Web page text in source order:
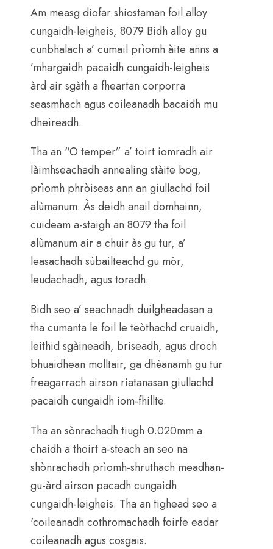
Am measg diofar shiostaman foil alloy
cungaidh-leigheis, 8079 Bidh alloy gu
cunbhalach a’ cumail prìomh àite anns a
’mhargaidh pacaidh cungaidh-leigheis
àrd air sgàth a fheartan corporra
seasmhach agus coileanadh bacaidh mu
dheireadh.
Tha an “O temper” a’ toirt iomradh air
làimhseachadh annealing stàite bog,
prìomh phròiseas ann an giullachd foil
alùmanum. Às deidh anail domhainn,
cuideam a-staigh an 8079 tha foil
alùmanum air a chuir às gu tur, a’
leasachadh sùbailteachd gu mòr,
leudachadh, agus toradh.
Bidh seo a’ seachnadh duilgheadasan a
tha cumanta le foil le teòthachd cruaidh,
leithid sgàineadh, briseadh, agus droch
bhuaidhean molltair, ga dhèanamh gu tur
freagarrach airson riatanasan giullachd
pacaidh cungaidh iom-fhillte.
Tha an sònrachadh tiugh 0.020mm a
chaidh a thoirt a-steach an seo na
shònrachadh prìomh-shruthach meadhan-
gu-àrd airson pacadh cungaidh
cungaidh-leigheis. Tha an tighead seo a
'coileanadh cothromachadh foirfe eadar
coileanadh agus cosgais.